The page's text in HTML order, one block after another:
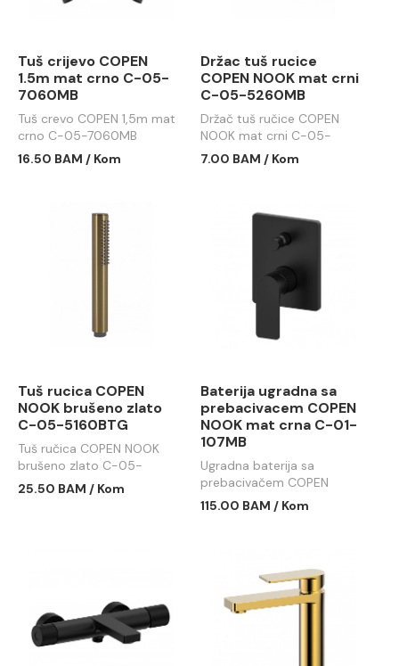
Tuš crijevo COPEN
1.5m mat crno C-05-
7060MB
Tuš crevo COPEN 1,5m mat
crno C-05-7060MB
16.50 BAM / Kom
Držac tuš rucice
COPEN NOOK mat crni
C-05-5260MB
Držač tuš ručice COPEN
NOOK mat crni C-05-
5260MB
7.00 BAM / Kom
Tuš rucica COPEN
NOOK brušeno zlato
C-05-5160BTG
Tuš ručica COPEN NOOK
brušeno zlato C-05-
5160BTG
25.50 BAM / Kom
Baterija ugradna sa
prebacivacem COPEN
NOOK mat crna C-01-
107MB
Ugradna baterija sa
prebacivačem COPEN
NOOK mat crna C-01-
115.00 BAM / Kom